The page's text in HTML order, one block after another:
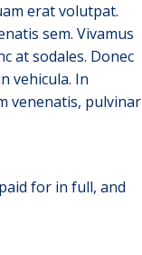
erat volutpat.
sem. Vivamus
at sodales. Donec
vehicula. In
venenatis, pulvinar
for in full, and